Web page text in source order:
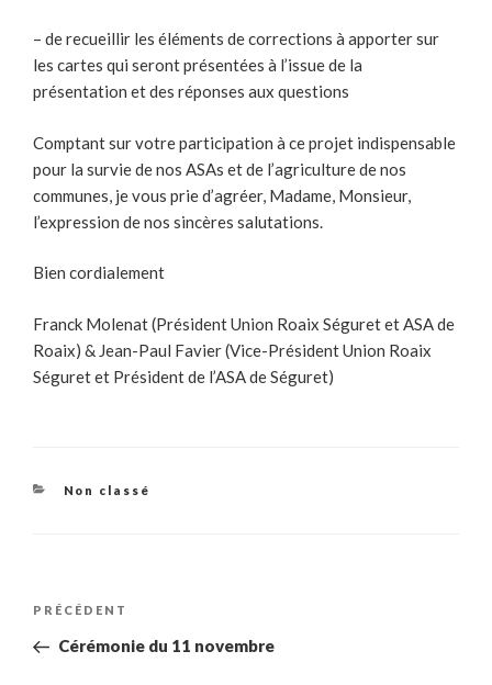
– de recueillir les éléments de corrections à apporter sur
les cartes qui seront présentées à l’issue de la
présentation et des réponses aux questions
Comptant sur votre participation à ce projet indispensable
pour la survie de nos ASAs et de l’agriculture de nos
communes, je vous prie d’agréer, Madame, Monsieur,
l’expression de nos sincères salutations.
Bien cordialement
Franck Molenat (Président Union Roaix Séguret et ASA de
Roaix) & Jean-Paul Favier (Vice-Président Union Roaix
Séguret et Président de l’ASA de Séguret)
Catégories
Non classé
Navigation
l’article
Article
précédent
PRÉCÉDENT
Cérémonie du 11 novembre